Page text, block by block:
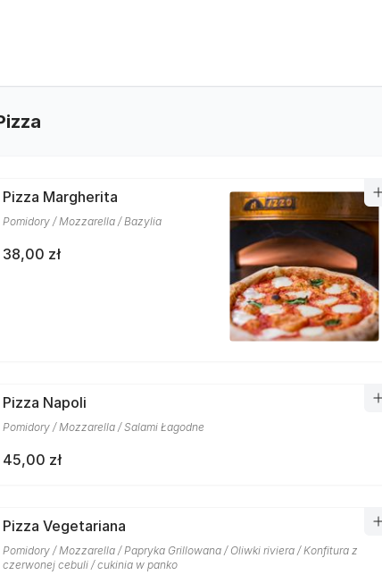
Pizza Margherita
Pomidory / Mozzarella / Bazylia
38,00 zł
Pizza Napoli
Pomidory / Mozzarella / Salami Łagodne
45,00 zł
Pizza Vegetariana
Pomidory / Mozzarella / Papryka Grillowana / Oliwki riviera / Konfitura z
czerwonej cebuli / cukinia w panko